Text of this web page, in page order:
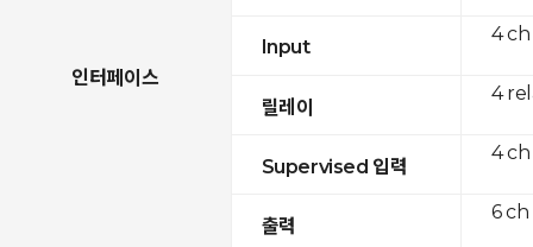
인터페이스
Input
릴레이
Supervised 입력
출력
4 ch
4
4 ch
6 ch